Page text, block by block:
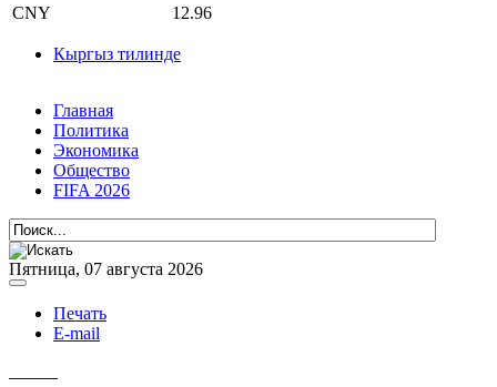
CNY
12.96
Кыргыз тилинде
Главная
Политика
Экономика
Общество
FIFA 2026
Пятница, 07 августа 2026
Печать
E-mail